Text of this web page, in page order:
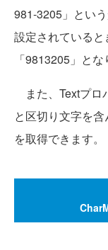
981-3205」とい
設定されている
「9813205」とな
また、Textプロ
と区切り文字を
を取得できます。